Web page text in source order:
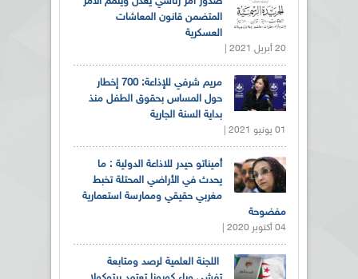
المتضمن قانون المعاشات
العسكرية
20 أبريل 2021 |
مريم شرفي للإذاعة: 700 إخطار
حول المساس بحقوق الطفل منذ
بداية السنة الجارية
01 يونيو 2021 |
أميناتو حيدر للاذاعة الدولية : ما
يحدث في الأراضي المحتلة تخبط
مغربي حقيقي وممارسة استعمارية
مفضوحة
04 أكتوبر 2020 |
اللجنة العلمية لرصد ومتابعة